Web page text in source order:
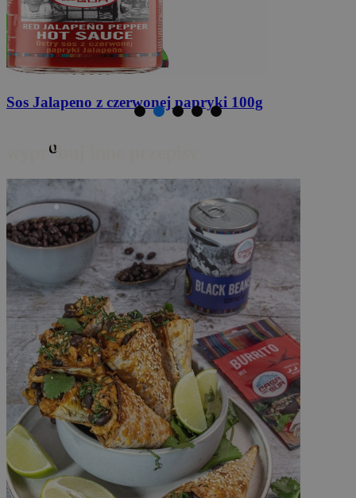
Przyprawa chili con carne
o